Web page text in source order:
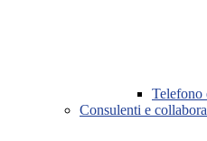
Telefono
Consulenti e